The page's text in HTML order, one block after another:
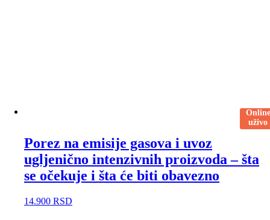
Online
uživo
Porez na emisije gasova i uvoz
ugljenično intenzivnih proizvoda – šta
se očekuje i šta će biti obavezno
14.900 RSD